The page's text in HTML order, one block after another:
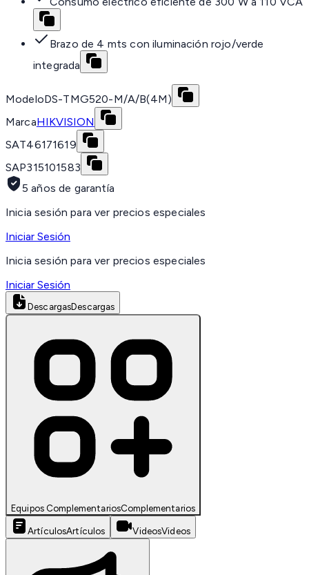
Brazo de 4 mts con iluminación rojo/verde
integrada
ModeloDS-TMG520-M/A/B(4M)
MarcaHIKVISION
SAT46171619
SAP315101583
5 años de garantía
Inicia sesión para ver precios especiales
Iniciar Sesión
Inicia sesión para ver precios especiales
Iniciar Sesión
DescargasDescargas
Equipos ComplementariosComplementarios
ArtículosArtículos VideosVideos